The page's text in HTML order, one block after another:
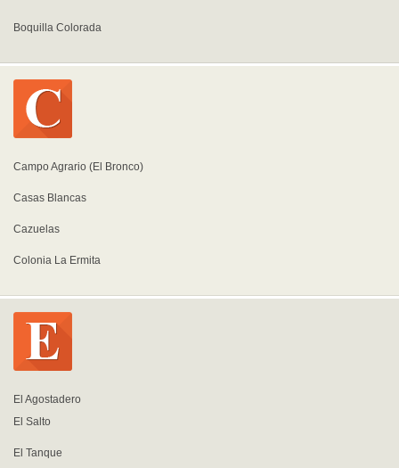
Boquilla Colorada
Campo Agrario (El Bronco)
Casas Blancas
Cazuelas
Colonia La Ermita
El Agostadero
El Salto
El Tanque